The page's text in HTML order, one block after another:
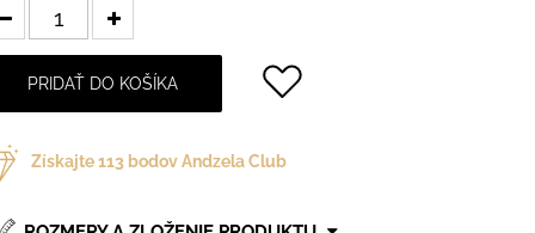
PRIDAŤ DO KOŠÍKA
Získajte113 bodov Andzela Club